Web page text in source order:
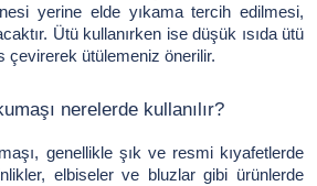
yerine elde yıkama tercih edilmesi,
Ütü kullanırken ise düşük ısıda ütü
çevirerek ütülemeniz önerilir.
nerelerde kullanılır?
genellikle şık ve resmi kıyafetlerde
elbiseler ve bluzlar gibi ürünlerde